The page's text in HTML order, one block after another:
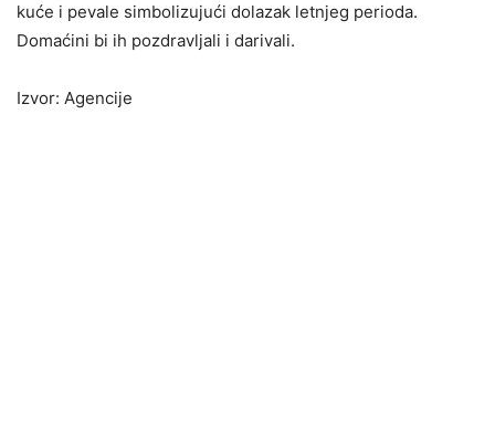
kuće i pevale simbolizujući dolazak letnjeg perioda.
Domaćini bi ih pozdravljali i darivali.
Izvor: Agencije